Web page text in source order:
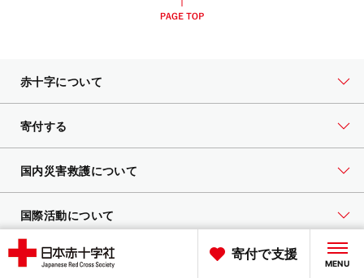
寄付で支援
MENU
赤十字について
寄付する
国内災害救護について
国際活動について
献血について